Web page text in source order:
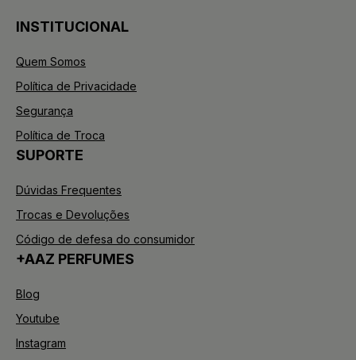
INSTITUCIONAL
Quem Somos
Política de Privacidade
Segurança
Política de Troca
SUPORTE
Dúvidas Frequentes
Trocas e Devoluções
Código de defesa do consumidor
+AAZ PERFUMES
Blog
Youtube
Instagram